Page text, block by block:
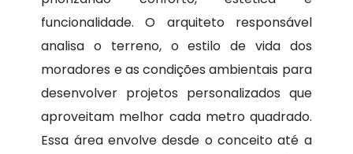
funcionalidade. O arquiteto responsável
analisa o terreno, o estilo de vida dos
moradores e as condições ambientais para
desenvolver projetos personalizados que
aproveitam melhor cada metro quadrado.
Essa área envolve desde o conceito até a